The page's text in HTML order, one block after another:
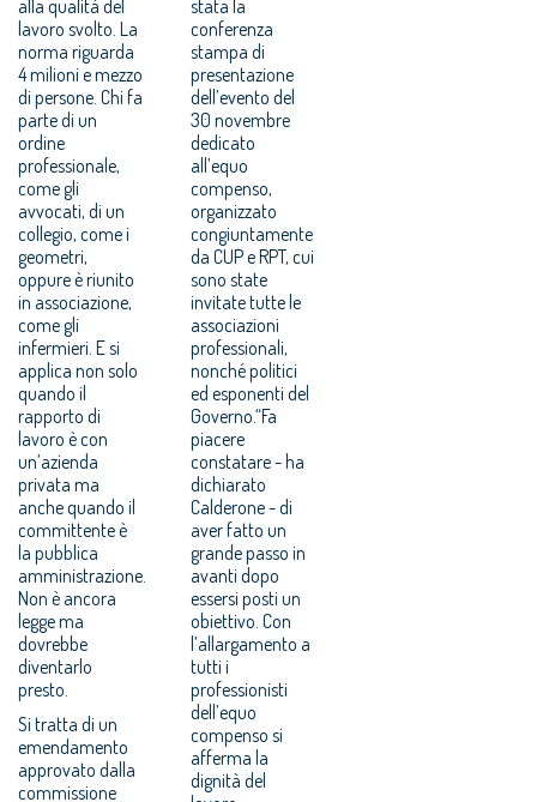
alla qualità del
lavoro svolto. La
norma riguarda
4 milioni e mezzo
di persone. Chi fa
parte di un
ordine
professionale,
come gli
avvocati, di un
collegio, come i
geometri,
oppure è riunito
in associazione,
come gli
infermieri. E si
applica non solo
quando il
rapporto di
lavoro è con
un’azienda
privata ma
anche quando il
committente è
la pubblica
amministrazione.
Non è ancora
legge ma
dovrebbe
diventarlo
presto.
Si tratta di un
emendamento
approvato dalla
commissione
stata la
conferenza
stampa di
presentazione
dell’evento del
30 novembre
dedicato
all’equo
compenso,
organizzato
congiuntamente
da CUP e RPT, cui
sono state
invitate tutte le
associazioni
professionali,
nonché politici
ed esponenti del
Governo.“Fa
piacere
constatare - ha
dichiarato
Calderone - di
aver fatto un
grande passo in
avanti dopo
essersi posti un
obiettivo. Con
l’allargamento a
tutti i
professionisti
dell’equo
compenso si
afferma la
dignità del